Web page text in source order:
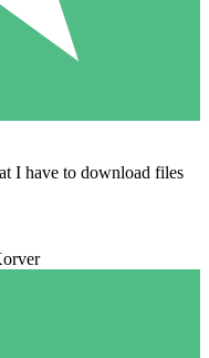
I have to download files